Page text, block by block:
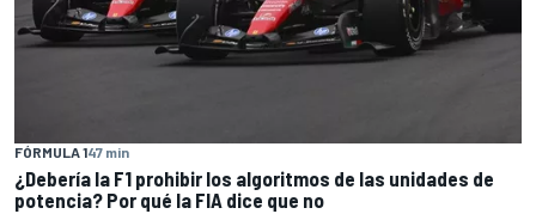
FÓRMULA 147 min
¿Debería la F1 prohibir los algoritmos de las unidades de
potencia? Por qué la FIA dice que no